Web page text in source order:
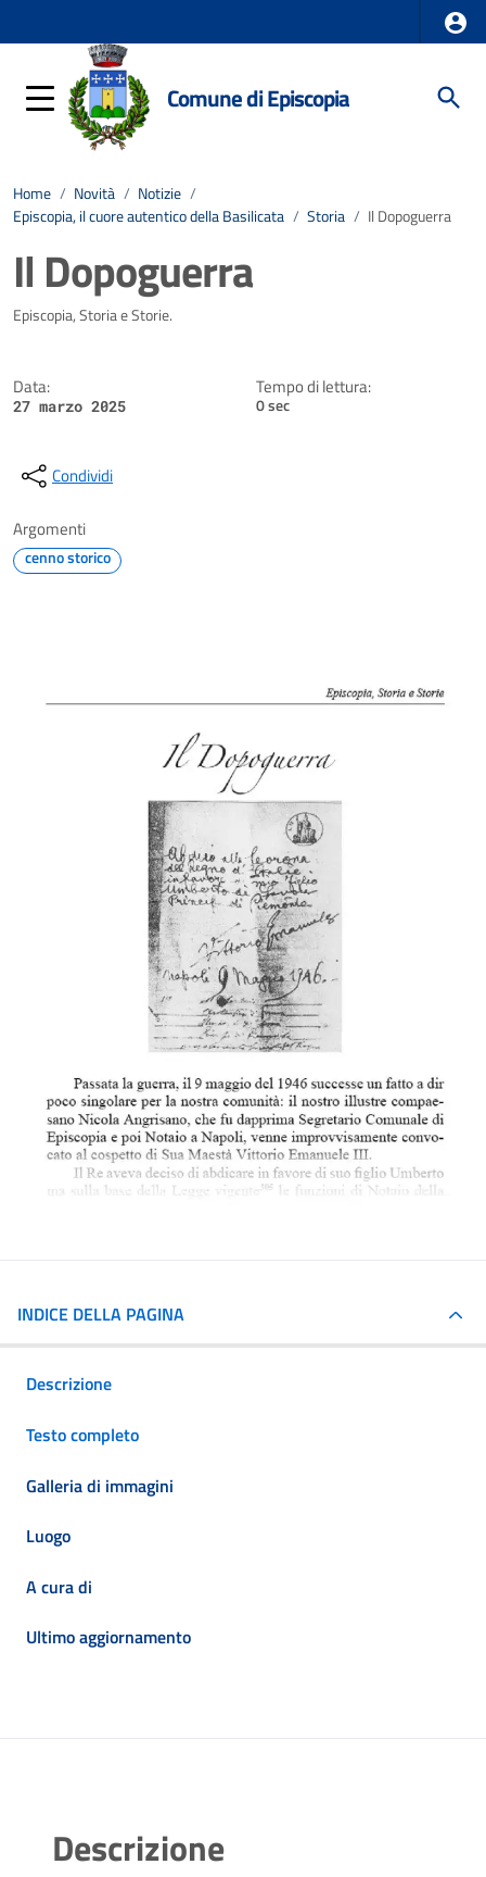
Comune di Episcopia
Home / Novità / Notizie /
Episcopia, il cuore autentico della Basilicata / Storia / Il Dopoguerra
Il Dopoguerra
Dettagli della notizia
Episcopia, Storia e Storie.
Data:
27 marzo 2025
Tempo di lettura:
0 sec
Condividi
Argomenti
cenno storico
INDICE DELLA PAGINA
Descrizione
Testo completo
Galleria di immagini
Luogo
A cura di
Ultimo aggiornamento
Descrizione